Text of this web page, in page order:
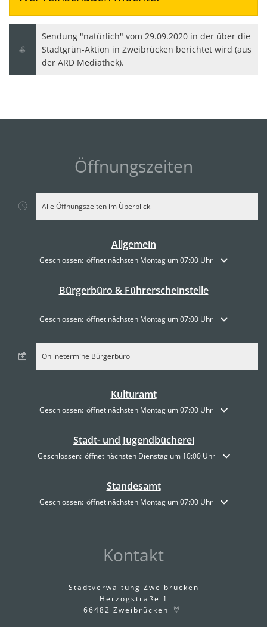
Sendung "natürlich" vom 29.09.2020 in der über die
Stadtgrün-Aktion in Zweibrücken berichtet wird (aus
der ARD Mediathek).
Öffnungszeiten
Alle Öffnungszeiten im Überblick
Allgemein
Klicken, um weitere Öffnungs- oder Schließzeiten auszublenden
Geschlossen: öffnet nächsten Montag um 07:00 Uhr
Bürgerbüro & Führerscheinstelle
Klicken, um weitere Öffnungs- oder Schließzeiten auszublenden
Geschlossen: öffnet nächsten Montag um 07:00 Uhr
Onlinetermine Bürgerbüro
Kulturamt
Klicken, um weitere Öffnungs- oder Schließzeiten auszublenden
Geschlossen: öffnet nächsten Montag um 07:00 Uhr
Stadt- und Jugendbücherei
Klicken, um weitere Öffnungs- oder Schließzeiten auszublenden
Geschlossen: öffnet nächsten Dienstag um 10:00 Uhr
Standesamt
Klicken, um weitere Öffnungs- oder Schließzeiten auszublenden
Geschlossen: öffnet nächsten Montag um 07:00 Uhr
Kontakt
Stadtverwaltung Zweibrücken
Herzogstraße 1
66482 Zweibrücken